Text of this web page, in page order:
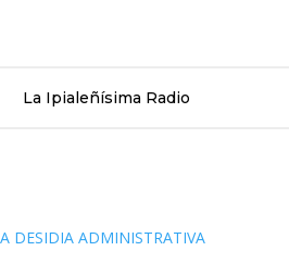
La Ipialeñísima Radio